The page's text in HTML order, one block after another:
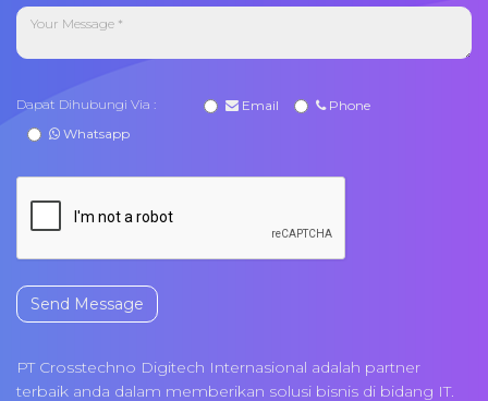
Dapat Dihubungi Via : Email
Phone
Whatsapp
Send Message
PT Crosstechno Digitech Internasional adalah partner
terbaik anda dalam memberikan solusi bisnis di bidang IT.